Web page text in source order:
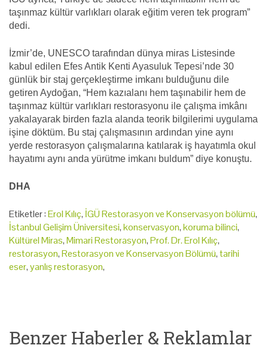
taşınmaz kültür varlıkları olarak eğitim veren tek program”
dedi.
İzmir’de, UNESCO tarafından dünya miras Listesinde
kabul edilen Efes Antik Kenti Ayasuluk Tepesi’nde 30
günlük bir staj gerçekleştirme imkanı bulduğunu dile
getiren Aydoğan, “Hem kazıalanı hem taşınabilir hem de
taşınmaz kültür varlıkları restorasyonu ile çalışma imkânı
yakalayarak birden fazla alanda teorik bilgilerimi uygulama
işine döktüm. Bu staj çalışmasının ardından yine aynı
yerde restorasyon çalışmalarına katılarak iş hayatımla okul
hayatımı aynı anda yürütme imkanı buldum” diye konuştu.
DHA
Etiketler :Erol Kılıç, İGÜ Restorasyon ve Konservasyon bölümü,
İstanbul Gelişim Üniversitesi,konservasyon,koruma bilinci,
Kültürel Miras,Mimari Restorasyon,Prof. Dr. Erol Kılıç,
restorasyon,Restorasyon ve Konservasyon Bölümü,tarihi
eser,yanlış restorasyon,
Benzer Haberler & Reklamlar